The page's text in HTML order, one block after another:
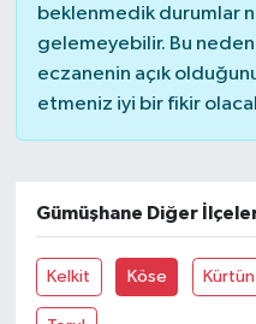
beklenmedik durumlar
gelemeyebilir. Bu
eczanenin açık
etmeniz iyi bir fikir
Gümüşhane Diğer
Kelkit Köse Kürtün